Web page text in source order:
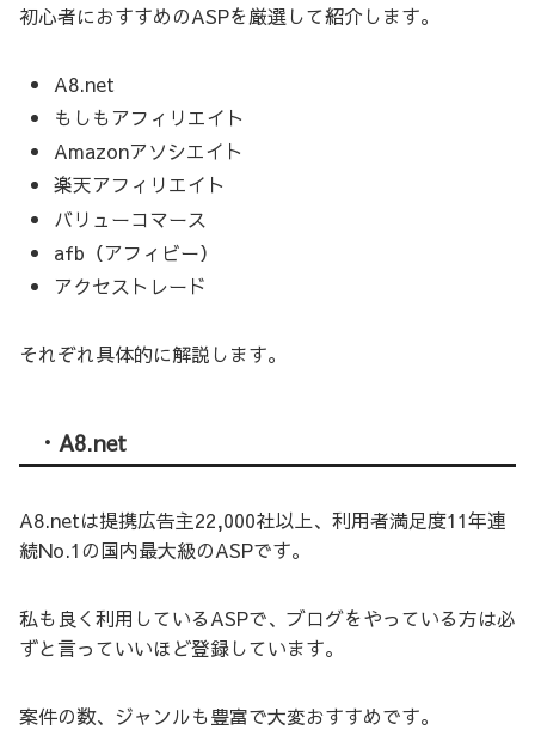
初心者におすすめのASPを厳選して紹介します。
A8.net
もしもアフィリエイト
Amazonアソシエイト
楽天アフィリエイト
バリューコマース
afb（アフィビー）
アクセストレード
それぞれ具体的に解説します。
・A8.net
A8.netは提携広告主22,000社以上、利用者満足度11年連
続No.1の国内最大級のASPです。
私も良く利用しているASPで、ブログをやっている方は必
ずと言っていいほど登録しています。
案件の数、ジャンルも豊富で大変おすすめです。